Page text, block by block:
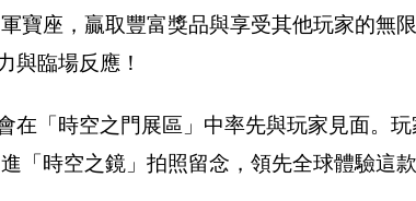
寶座，贏取豐富獎品與享受其他玩家的無
與臨場反應！
在「時空之門展區」中率先與玩家見面。
「時空之鏡」拍照留念，領先全球體驗這款